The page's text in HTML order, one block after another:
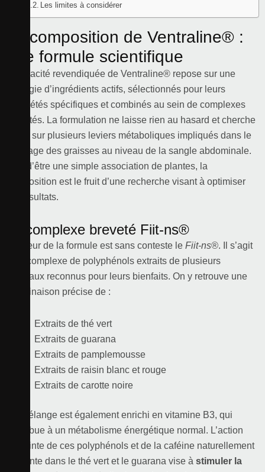
Les limites à considérer
La composition de Ventraline® :
une formule scientifique
L’efficacité revendiquée de Ventraline® repose sur une
synergie d’ingrédients actifs, sélectionnés pour leurs
propriétés spécifiques et combinés au sein de complexes
brevetés. La formulation ne laisse rien au hasard et cherche
à agir sur plusieurs leviers métaboliques impliqués dans le
stockage des graisses au niveau de la sangle abdominale.
Loin d’être une simple association de plantes, la
composition est le fruit d’une recherche visant à optimiser
les résultats.
Le complexe breveté Fiit-ns®
Le cœur de la formule est sans conteste le Fiit-ns®. Il s’agit
d’un complexe de polyphénols extraits de plusieurs
végétaux reconnus pour leurs bienfaits. On y retrouve une
combinaison précise de :
Extraits de thé vert
Extraits de guarana
Extraits de pamplemousse
Extraits de raisin blanc et rouge
Extraits de carotte noire
Ce mélange est également enrichi en vitamine B3, qui
contribue à un métabolisme énergétique normal. L’action
conjointe de ces polyphénols et de la caféine naturellement
présente dans le thé vert et le guarana vise à stimuler la